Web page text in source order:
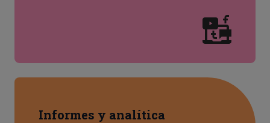
Informes y analítica